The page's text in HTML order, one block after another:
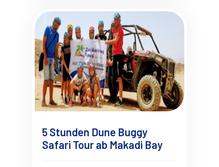
5 Stunden Dune Buggy
Safari Tour ab Makadi Bay